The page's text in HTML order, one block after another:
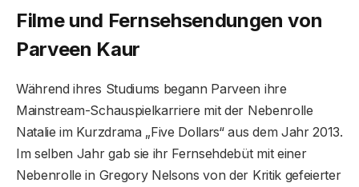
Filme und Fernsehsendungen von
Parveen Kaur
Während ihres Studiums begann Parveen ihre
Mainstream-Schauspielkarriere mit der Nebenrolle
Natalie im Kurzdrama „Five Dollars“ aus dem Jahr 2013.
Im selben Jahr gab sie ihr Fernsehdebüt mit einer
Nebenrolle in Gregory Nelsons von der Kritik gefeierter